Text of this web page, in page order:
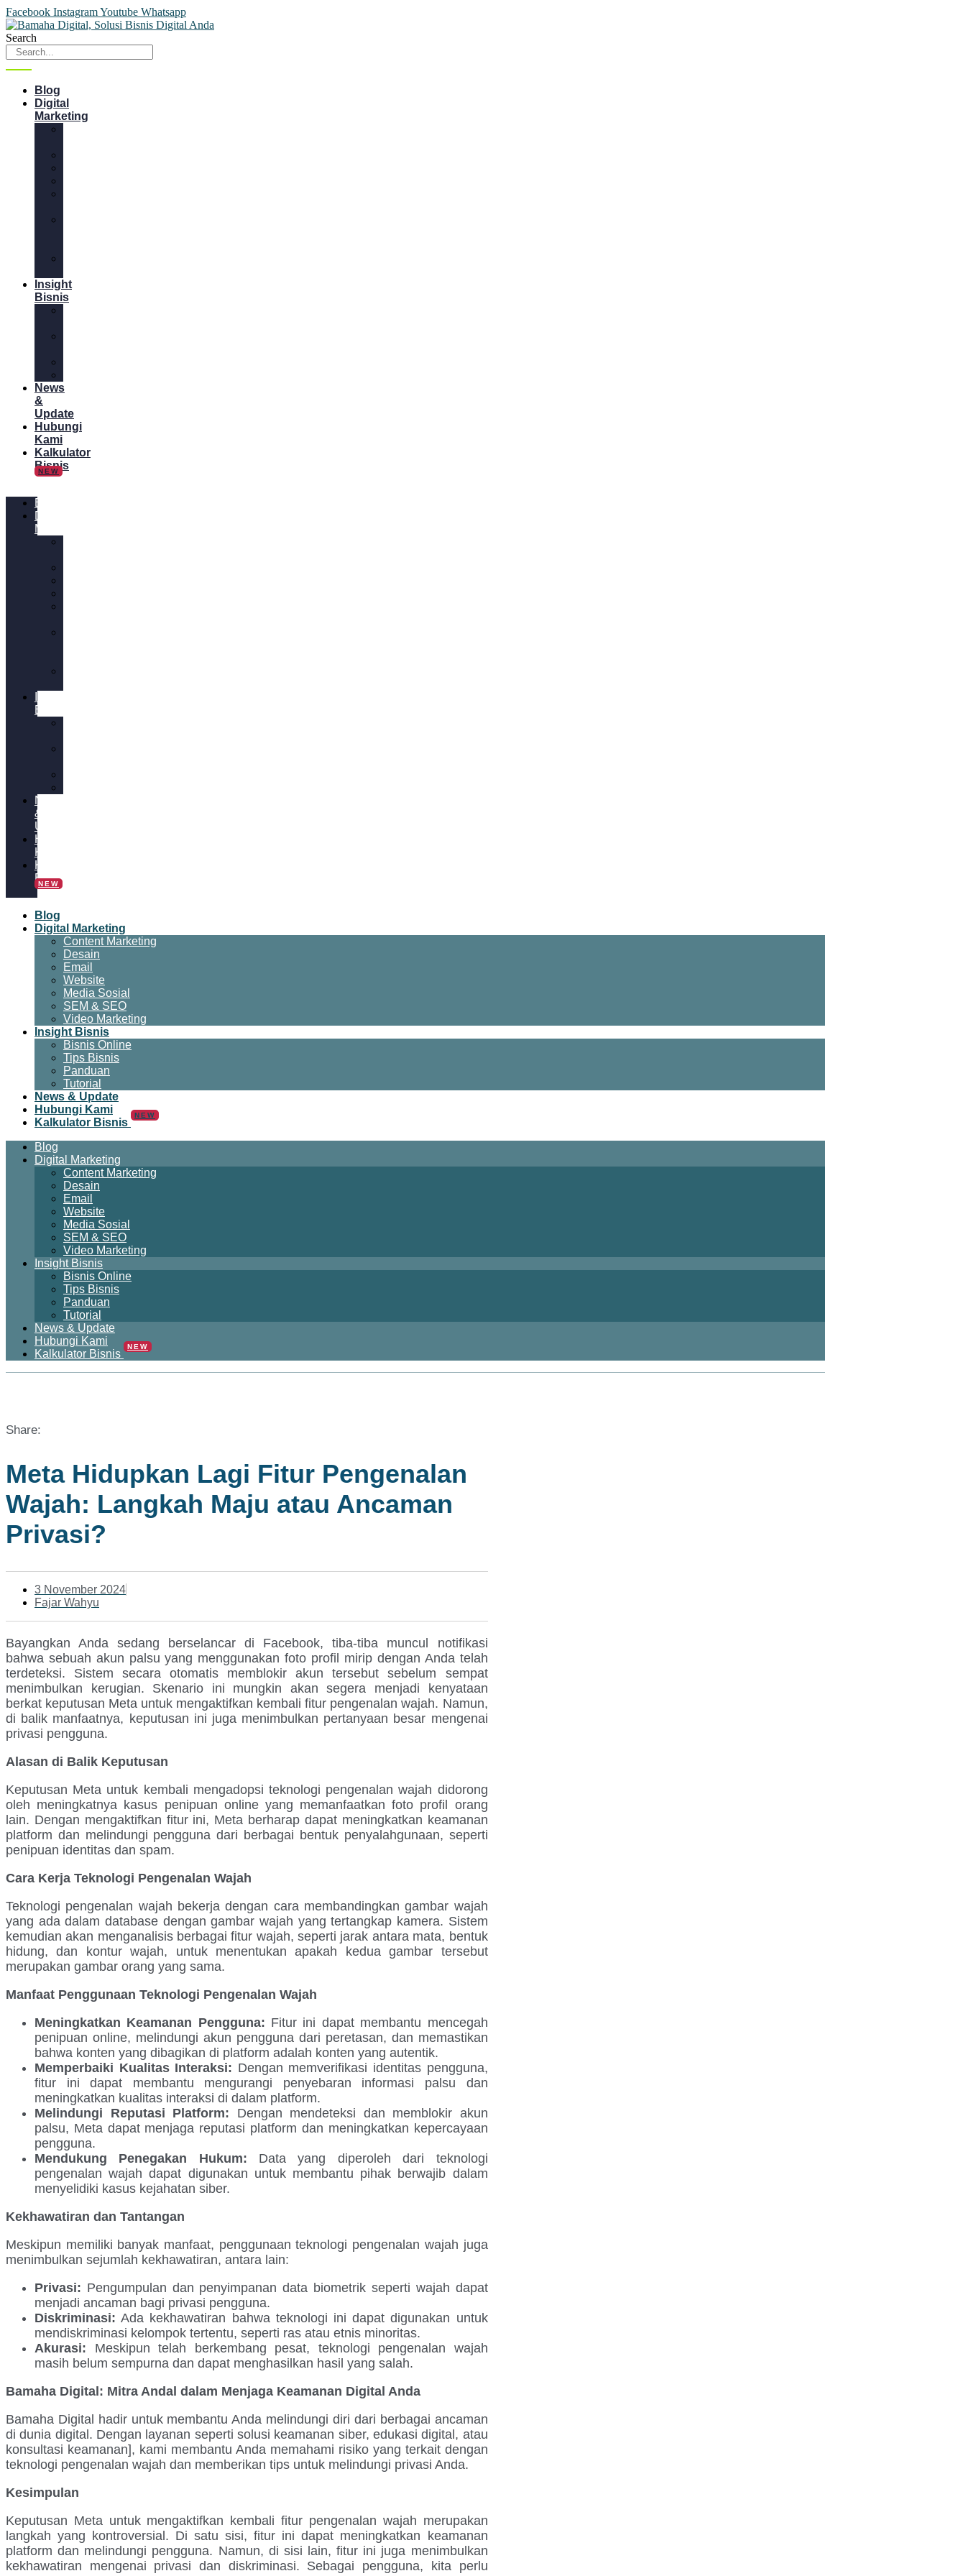
Facebook InstagramYoutube Whatsapp
Search
Blog
Digital
Marketing
Insight
Bisnis
News
&
Update
Hubungi
Kami
Kalkulator
Bisnis
NEW
Blog
Digital
Marketing
Bisnis
News
&
Update
Hubungi
Kami
Kalkulator
Bisnis
NEW
Blog
Digital Marketing
Content Marketing
Desain
Email
Website
Media Sosial
SEM & SEO
Video Marketing
Insight Bisnis
Bisnis Online
Tips Bisnis
Panduan
Tutorial
News & Update
Hubungi Kami
Kalkulator Bisnis
NEW
Blog
Digital Marketing
Content Marketing
Desain
Email
Website
Media Sosial
SEM & SEO
Video Marketing
Insight Bisnis
Bisnis Online
Tips Bisnis
Panduan
Tutorial
News & Update
Hubungi Kami
Kalkulator Bisnis
NEW
Share:
Meta Hidupkan Lagi Fitur Pengenalan
Wajah: Langkah Maju atau Ancaman
Privasi?
3 November 2024
Fajar Wahyu
Bayangkan Anda sedang berselancar di Facebook, tiba-tiba muncul notifikasi
bahwa sebuah akun palsu yang menggunakan foto profil mirip dengan Anda telah
terdeteksi. Sistem secara otomatis memblokir akun tersebut sebelum sempat
menimbulkan kerugian. Skenario ini mungkin akan segera menjadi kenyataan
berkat keputusan Meta untuk mengaktifkan kembali fitur pengenalan wajah. Namun,
di balik manfaatnya, keputusan ini juga menimbulkan pertanyaan besar mengenai
privasi pengguna.
Alasan di Balik Keputusan
Keputusan Meta untuk kembali mengadopsi teknologi pengenalan wajah didorong
oleh meningkatnya kasus penipuan online yang memanfaatkan foto profil orang
lain. Dengan mengaktifkan fitur ini, Meta berharap dapat meningkatkan keamanan
platform dan melindungi pengguna dari berbagai bentuk penyalahgunaan, seperti
penipuan identitas dan spam.
Cara Kerja Teknologi Pengenalan Wajah
Teknologi pengenalan wajah bekerja dengan cara membandingkan gambar wajah
yang ada dalam database dengan gambar wajah yang tertangkap kamera. Sistem
kemudian akan menganalisis berbagai fitur wajah, seperti jarak antara mata, bentuk
hidung, dan kontur wajah, untuk menentukan apakah kedua gambar tersebut
merupakan gambar orang yang sama.
Manfaat Penggunaan Teknologi Pengenalan Wajah
Meningkatkan Keamanan Pengguna: Fitur ini dapat membantu mencegah
penipuan online, melindungi akun pengguna dari peretasan, dan memastikan
bahwa konten yang dibagikan di platform adalah konten yang autentik.
Memperbaiki Kualitas Interaksi: Dengan memverifikasi identitas pengguna,
fitur ini dapat membantu mengurangi penyebaran informasi palsu dan
meningkatkan kualitas interaksi di dalam platform.
Melindungi Reputasi Platform: Dengan mendeteksi dan memblokir akun
palsu, Meta dapat menjaga reputasi platform dan meningkatkan kepercayaan
pengguna.
Mendukung Penegakan Hukum: Data yang diperoleh dari teknologi
pengenalan wajah dapat digunakan untuk membantu pihak berwajib dalam
menyelidiki kasus kejahatan siber.
Kekhawatiran dan Tantangan
Meskipun memiliki banyak manfaat, penggunaan teknologi pengenalan wajah juga
menimbulkan sejumlah kekhawatiran, antara lain:
Privasi: Pengumpulan dan penyimpanan data biometrik seperti wajah dapat
menjadi ancaman bagi privasi pengguna.
Diskriminasi: Ada kekhawatiran bahwa teknologi ini dapat digunakan untuk
mendiskriminasi kelompok tertentu, seperti ras atau etnis minoritas.
Akurasi: Meskipun telah berkembang pesat, teknologi pengenalan wajah
masih belum sempurna dan dapat menghasilkan hasil yang salah.
Bamaha Digital: Mitra Andal dalam Menjaga Keamanan Digital Anda
Bamaha Digital hadir untuk membantu Anda melindungi diri dari berbagai ancaman
di dunia digital. Dengan layanan seperti solusi keamanan siber, edukasi digital, atau
konsultasi keamanan], kami membantu Anda memahami risiko yang terkait dengan
teknologi pengenalan wajah dan memberikan tips untuk melindungi privasi Anda.
Kesimpulan
Keputusan Meta untuk mengaktifkan kembali fitur pengenalan wajah merupakan
langkah yang kontroversial. Di satu sisi, fitur ini dapat meningkatkan keamanan
platform dan melindungi pengguna. Namun, di sisi lain, fitur ini juga menimbulkan
kekhawatiran mengenai privasi dan diskriminasi. Sebagai pengguna, kita perlu